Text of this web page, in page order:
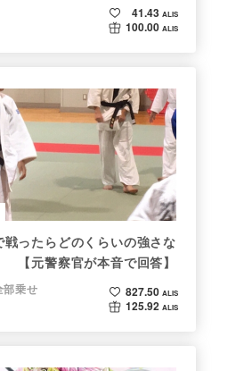
41.43 ALIS
100.00 ALIS
ったらどのくらいの強さな
【元警察官が本音で回答】
部乗せ
827.50 ALIS
125.92 ALIS